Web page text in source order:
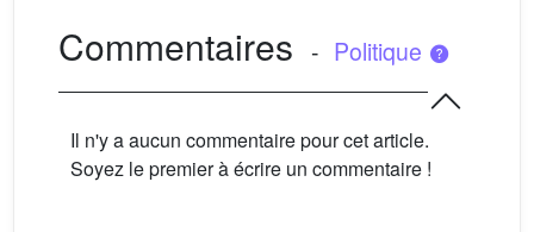
Commentaires - Politique
Il n'y a aucun commentaire pour cet article.
Soyez le premier à écrire un commentaire !